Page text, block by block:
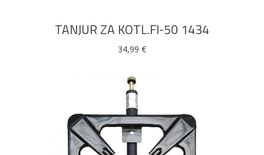
TANJUR ZA KOTL.FI-50 1434
34,99 €